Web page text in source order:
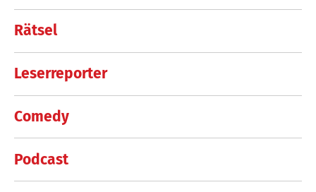
Rätsel
Leserreporter
Comedy
Podcast